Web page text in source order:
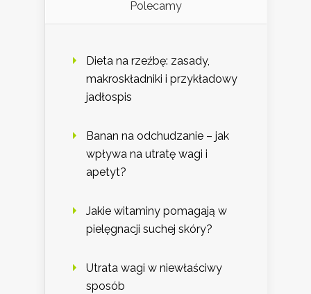
Polecamy
Dieta na rzeźbę: zasady,
makroskładniki i przykładowy
jadłospis
Banan na odchudzanie – jak
wpływa na utratę wagi i
apetyt?
Jakie witaminy pomagają w
pielęgnacji suchej skóry?
Utrata wagi w niewłaściwy
sposób